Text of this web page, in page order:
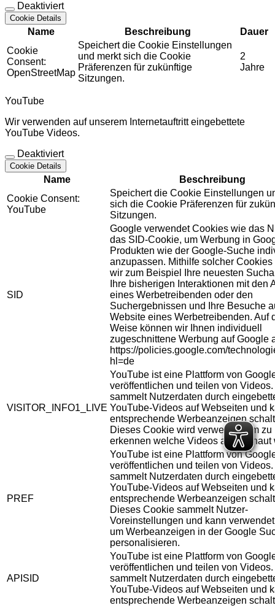
Deaktiviert
Cookie Details
Name Beschreibung
Dauer
Cookie
Consent:
OpenStreetMap
Speichert die Cookie Einstellungen
und merkt sich die Cookie
Präferenzen für zukünftige
Sitzungen.
2
Jahre
YouTube
Wir verwenden auf unserem Internetauftritt eingebettete
YouTube Videos.
Deaktiviert
Cookie Details
Name
Beschreibung
Cookie Consent:
YouTube
Speichert die Cookie Einstellungen
sich die Cookie Präferenzen für
Sitzungen.
SID
Google verwendet Cookies wie das
das SID-Cookie, um Werbung in
Produkten wie der Google-Suche
anzupassen. Mithilfe solcher Cookies
wir zum Beispiel Ihre neuesten
Ihre bisherigen Interaktionen mit den
eines Werbetreibenden oder den
Suchergebnissen und Ihre Besuche
Website eines Werbetreibenden. Auf
Weise können wir Ihnen individuell
zugeschnittene Werbung auf Google
https://policies.google.com/
hl=de
VISITOR_INFO1_LIVE
YouTube ist eine Plattform von
veröffentlichen und teilen von
sammelt Nutzerdaten durch
YouTube-Videos auf Webseiten und
entsprechende Werbeanzeigen
Dieses Cookie wird verwendet um zu
erkennen welche Videos angeschaut
PREF
YouTube ist eine Plattform von
veröffentlichen und teilen von
sammelt Nutzerdaten durch
YouTube-Videos auf Webseiten und
entsprechende Werbeanzeigen
Dieses Cookie sammelt Nutzer-
Voreinstellungen und kann
um Werbeanzeigen in der Google
personalisieren.
APISID
YouTube ist eine Plattform von
veröffentlichen und teilen von
sammelt Nutzerdaten durch
YouTube-Videos auf Webseiten und
entsprechende Werbeanzeigen